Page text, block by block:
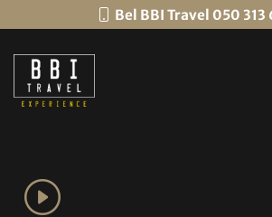
Bel BBI Travel 050